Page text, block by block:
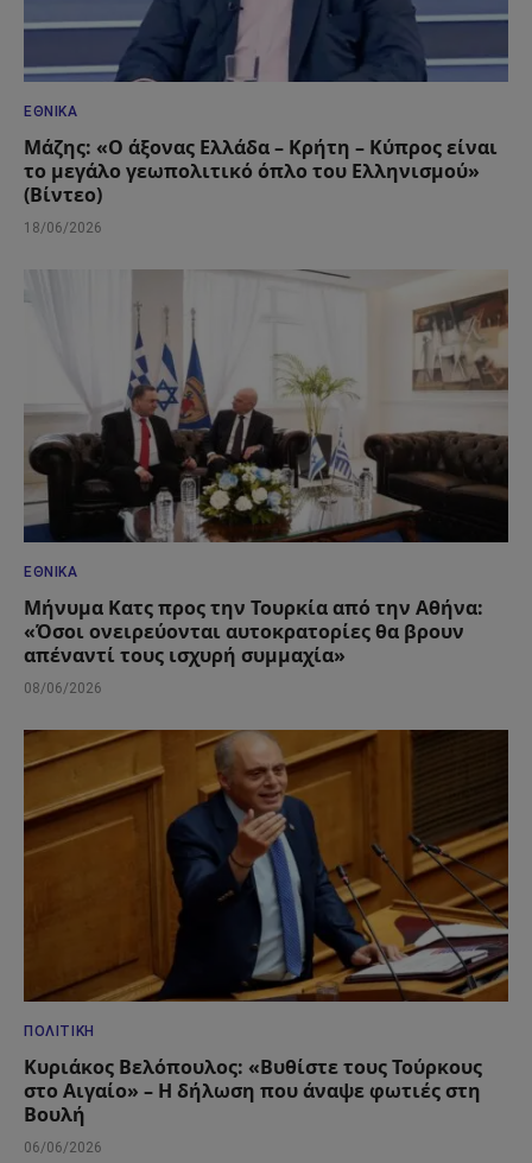
ΕΘΝΙΚΆ
Μάζης: «Ο άξονας Ελλάδα – Κρήτη – Κύπρος είναι
το μεγάλο γεωπολιτικό όπλο του Ελληνισμού»
(Βίντεο)
18/06/2026
ΕΘΝΙΚΆ
Μήνυμα Κατς προς την Τουρκία από την Αθήνα:
«Όσοι ονειρεύονται αυτοκρατορίες θα βρουν
απέναντί τους ισχυρή συμμαχία»
08/06/2026
ΠΟΛΙΤΙΚΉ
Κυριάκος Βελόπουλος: «Βυθίστε τους Τούρκους
στο Αιγαίο» – Η δήλωση που άναψε φωτιές στη
Βουλή
06/06/2026